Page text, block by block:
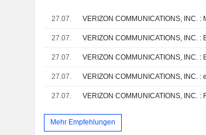
27.07.
27.07. VERIZON COMMUNICATIONS, INC.
27.07. VERIZON COMMUNICATIONS, INC. :
27.07. VERIZON COMMUNICATIONS, INC.
27.07. VERIZON COMMUNICATIONS, INC.
Mehr Empfehlungen